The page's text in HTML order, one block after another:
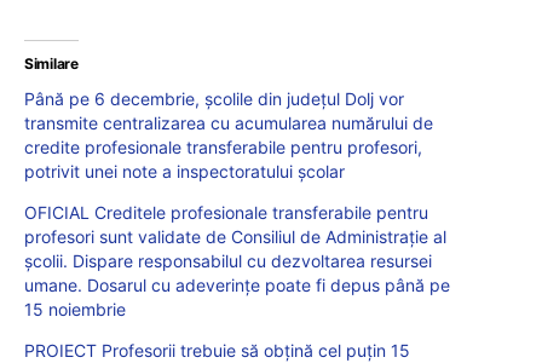
Similare
Până pe 6 decembrie, școlile din județul Dolj vor
transmite centralizarea cu acumularea numărului de
credite profesionale transferabile pentru profesori,
potrivit unei note a inspectoratului școlar
OFICIAL Creditele profesionale transferabile pentru
profesori sunt validate de Consiliul de Administrație al
școlii. Dispare responsabilul cu dezvoltarea resursei
umane. Dosarul cu adeverințe poate fi depus până pe
15 noiembrie
PROIECT Profesorii trebuie să obțină cel puțin 15